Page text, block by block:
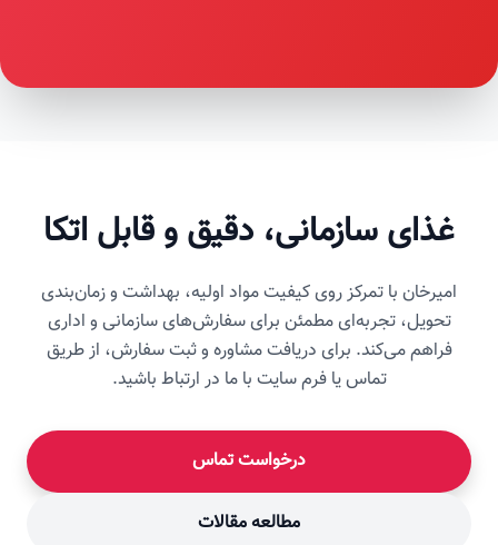
غذای سازمانی، دقیق و قابل اتکا
امیرخان با تمرکز روی کیفیت مواد اولیه، بهداشت و زمان‌بندی
تحویل، تجربه‌ای مطمئن برای سفارش‌های سازمانی و اداری
فراهم می‌کند. برای دریافت مشاوره و ثبت سفارش، از طریق
تماس یا فرم سایت با ما در ارتباط باشید.
درخواست تماس
مطالعه مقالات